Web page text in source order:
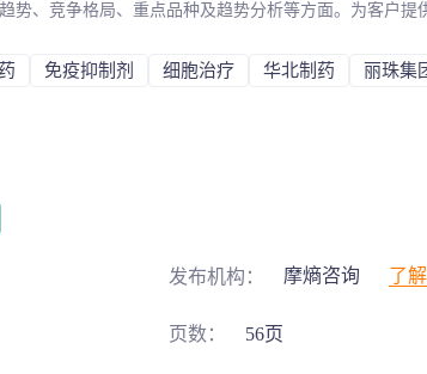
研发管线分析 靶点筛选 竞品分析
势、竞争格局、重点品种及趋势分析等方面。为客户提
免疫抑制剂 细胞治疗 华北制药 丽珠集
发布机构： 摩熵咨询 了
页数： 56页